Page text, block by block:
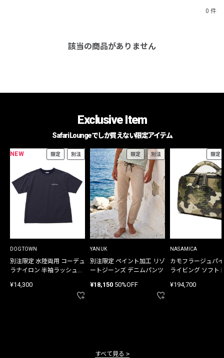
0 件
該当の商品がありません
Exclusive Item
Safari Loungeでしか買えない限定アイテム
NEW 限定 別注
DOGTOWN
別注限定 水陸両用 コーデュ
ラナイロン 半袖ラッシュガ
¥14,300
限定 別注
YANUK
別注限定 ペイント加工 リゾ
ートジーンズ デニムパンツ
¥18,150 50%OFF
限定
NASAMICA
カモフラージュパ
ライビング ソフト
¥194,700
すべて見る